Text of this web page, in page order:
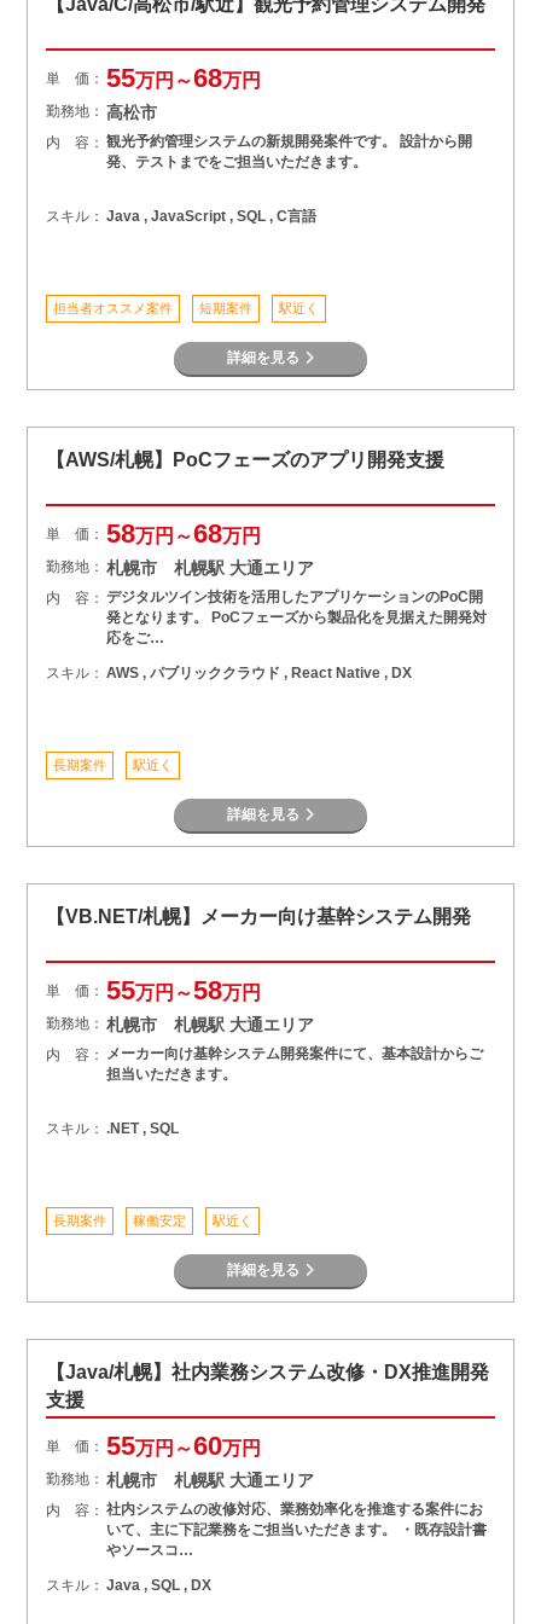
【Java/C/高松市/駅近】観光予約管理システム開発
単 価： 55万円～68万円
勤務地： 高松市
内 容： 観光予約管理システムの新規開発案件です。 設計から開
発、テストまでをご担当いただきます。
スキル： Java , JavaScript , SQL , C言語
担当者オススメ案件 短期案件 駅近く
詳細を見る
【AWS/札幌】PoCフェーズのアプリ開発支援
単 価： 58万円～68万円
勤務地： 札幌市 札幌駅 大通エリア
内 容： デジタルツイン技術を活用したアプリケーションのPoC開
発となります。 PoCフェーズから製品化を見据えた開発対
応をご…
スキル： AWS , パブリッククラウド , React Native , DX
長期案件 駅近く
詳細を見る
【VB.NET/札幌】メーカー向け基幹システム開発
単 価： 55万円～58万円
勤務地： 札幌市 札幌駅 大通エリア
内 容： メーカー向け基幹システム開発案件にて、基本設計からご
担当いただきます。
スキル： .NET , SQL
長期案件 稼働安定 駅近く
詳細を見る
【Java/札幌】社内業務システム改修・DX推進開発
支援
単 価： 55万円～60万円
勤務地： 札幌市 札幌駅 大通エリア
内 容： 社内システムの改修対応、業務効率化を推進する案件にお
いて、主に下記業務をご担当いただきます。 ・既存設計書
やソースコ…
スキル： Java , SQL , DX